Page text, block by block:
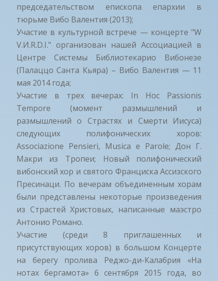
председательством епископа епархии в
тюрьме Вибо Валентия (2013);
Участие в культурной встрече — концерте "W
V.И.R.D.I." организован нашей Ассоциацией в
Центре Системы Библиотекарио Вибонезе
(Палаццо Санта Кьяра) – Вибо Валентия — 11
мая 2014 года;
Участие в трех вечерах: In Hoc Passionis
Tempore (момент размышлений и
размышлений о Страстях и Смерти Иисуса)
следующих полифонических хоров:
Associazione Pensieri, Musica e Parole; Дон Г.
Макри из Тропеи; Новый полифонический
вибонский хор и святого Франциска Ассизского
Пресинаци. По вечерам объединенным хорам
были представлены некоторые произведения
из Страстей Христовых, написанные маэстро
Антонио Романо.
Участие (среди 8 приглашенных и
присутствующих хоров) в большом Концерте
на берегу пролива Реджо-ди-Калабрия «На
нотах бергамота» 6 сентября 2015 года, во